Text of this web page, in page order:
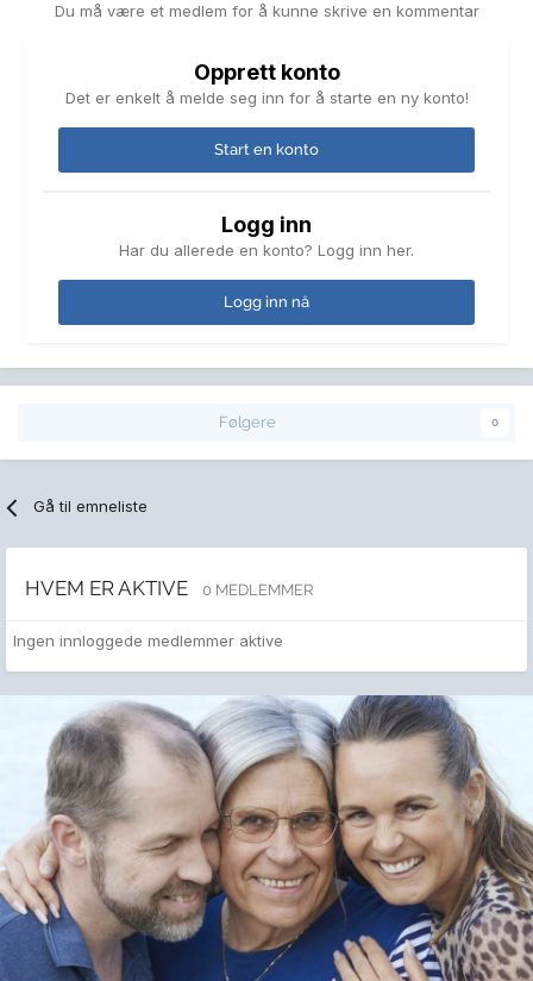
Du må være et medlem for å kunne skrive en kommentar
Opprett konto
Det er enkelt å melde seg inn for å starte en ny konto!
Start en konto
Logg inn
Har du allerede en konto? Logg inn her.
Logg inn nå
Følgere 0
Gå til emneliste
HVEM ER AKTIVE 0 MEDLEMMER
Ingen innloggede medlemmer aktive